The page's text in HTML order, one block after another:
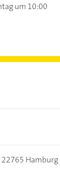
um 10:00
22765 Hamburg